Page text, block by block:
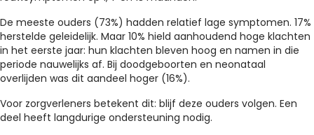
De meeste ouders (73%) hadden relatief lage symptomen. 17%
herstelde geleidelijk. Maar 10% hield aanhoudend hoge klachten
in het eerste jaar: hun klachten bleven hoog en namen in die
periode nauwelijks af. Bij doodgeboorten en neonataal
overlijden was dit aandeel hoger (16%).
Voor zorgverleners betekent dit: blijf deze ouders volgen. Een
deel heeft langdurige ondersteuning nodig.